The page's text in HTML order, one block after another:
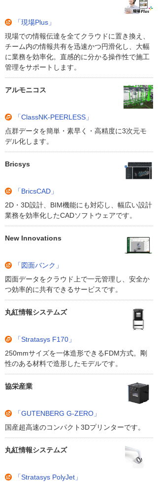
「現場Plus」
現場での情報伝達を全てクラウドに置き換え、
チーム内の情報共有を迅速かつ円滑化し、大幅
に業務を効率化。直感的に分かる操作性で施工
管理をサポートします。
アルモニコス
「ClassNK-PEERLESS」
点群データを簡単・素早く・高精度に3次元モ
デル化します。
Bricsys
「BricsCAD」
2D・3D設計、BIM機能にも対応し、幅広い設計
業務を効率化したCADソフトウェアです。
New Innovations
「図面バンク」
図面データをクラウド上で一元管理し、安全か
つ効率的に共有できるサービスです。
丸紅情報システムズ
「Stratasys F170」
250mmサイズを一体造形できるFDM方式。剛
性のある材料で造形したモデルです。
協栄産業
「GUTENBERG G-ZERO」
国産超高速のコンパクト3Dプリンターです。
丸紅情報システムズ
「Stratasys PolyJet」